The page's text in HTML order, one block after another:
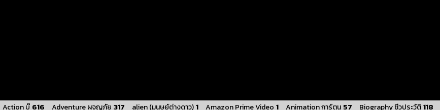
Action บู๊ 616 Adventure ผจญภัย 317 alien (มนุษย์ต่างดาว)1 Amazon Prime Video 1 Animation การ์ตูน 57 Biography ชีวประวัติ118